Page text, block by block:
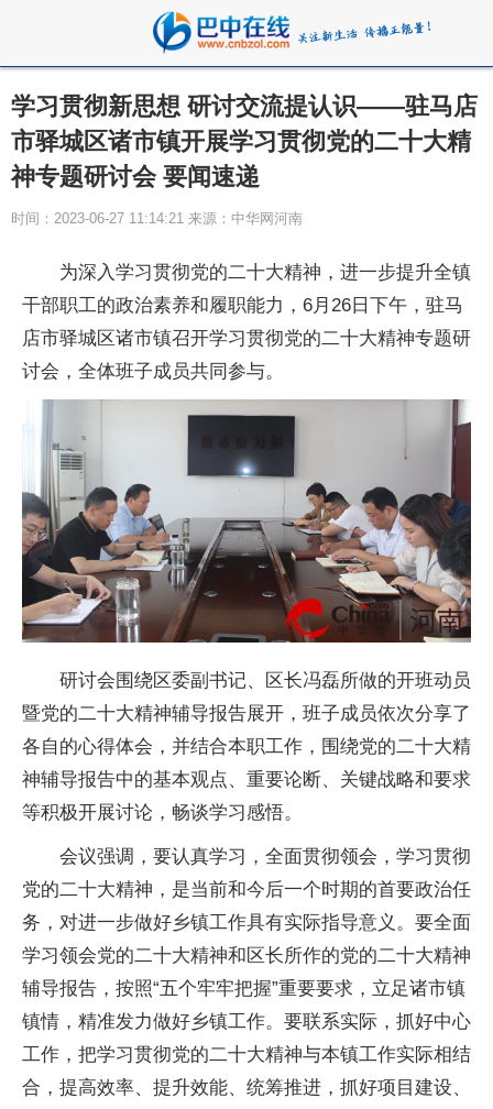
​学习贯彻新思想 研讨交流提认识——驻马店
市驿城区诸市镇开展学习贯彻党的二十大精
神专题研讨会 要闻速递
时间：2023-06-27 11:14:21 来源：中华网河南
为深入学习贯彻党的二十大精神，进一步提升全镇
干部职工的政治素养和履职能力，6月26日下午，驻马
店市驿城区诸市镇召开学习贯彻党的二十大精神专题研
讨会，全体班子成员共同参与。
研讨会围绕区委副书记、区长冯磊所做的开班动员
暨党的二十大精神辅导报告展开，班子成员依次分享了
各自的心得体会，并结合本职工作，围绕党的二十大精
神辅导报告中的基本观点、重要论断、关键战略和要求
等积极开展讨论，畅谈学习感悟。
会议强调，要认真学习，全面贯彻领会，学习贯彻
党的二十大精神，是当前和今后一个时期的首要政治任
务，对进一步做好乡镇工作具有实际指导意义。要全面
学习领会党的二十大精神和区长所作的党的二十大精神
辅导报告，按照“五个牢牢把握”重要要求，立足诸市镇
镇情，精准发力做好乡镇工作。要联系实际，抓好中心
工作，把学习贯彻党的二十大精神与本镇工作实际相结
合，提高效率、提升效能、统筹推进，抓好项目建设、